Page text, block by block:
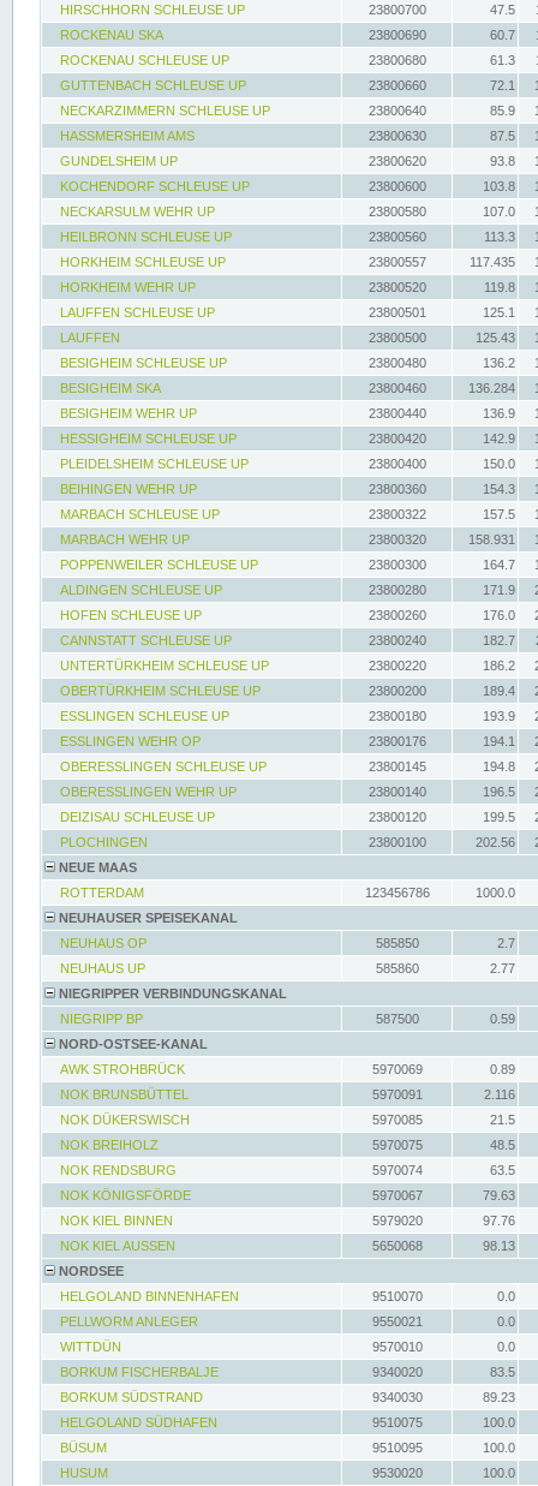
HIRSCHHORN SCHLEUSE UP
23800700 47.5
ROCKENAU SKA
23800690 60.7
ROCKENAU SCHLEUSE UP
23800680 61.3
GUTTENBACH SCHLEUSE UP
23800660 72.1
NECKARZIMMERN SCHLEUSE UP
23800640 85.9
HASSMERSHEIM AMS
23800630 87.5
GUNDELSHEIM UP
23800620 93.8
KOCHENDORF SCHLEUSE UP
23800600 103.8
NECKARSULM WEHR UP
23800580 107.0
HEILBRONN SCHLEUSE UP
23800560 113.3
HORKHEIM SCHLEUSE UP
23800557 117.435
HORKHEIM WEHR UP
23800520 119.8
LAUFFEN SCHLEUSE UP
23800501 125.1
LAUFFEN
23800500 125.43
BESIGHEIM SCHLEUSE UP
23800480 136.2
BESIGHEIM SKA
23800460 136.284
BESIGHEIM WEHR UP
23800440 136.9
HESSIGHEIM SCHLEUSE UP
23800420 142.9
PLEIDELSHEIM SCHLEUSE UP
23800400 150.0
BEIHINGEN WEHR UP
23800360 154.3
MARBACH SCHLEUSE UP
23800322 157.5
MARBACH WEHR UP
23800320 158.931
POPPENWEILER SCHLEUSE UP
23800300 164.7
ALDINGEN SCHLEUSE UP
23800280 171.9
HOFEN SCHLEUSE UP
23800260 176.0
CANNSTATT SCHLEUSE UP
23800240 182.7
UNTERTÜRKHEIM SCHLEUSE UP
23800220 186.2
OBERTÜRKHEIM SCHLEUSE UP
23800200 189.4
ESSLINGEN SCHLEUSE UP
23800180 193.9
ESSLINGEN WEHR OP
23800176 194.1
OBERESSLINGEN SCHLEUSE UP
23800145 194.8
OBERESSLINGEN WEHR UP
23800140 196.5
DEIZISAU SCHLEUSE UP
23800120 199.5
PLOCHINGEN
23800100 202.56
NEUE MAAS
ROTTERDAM
123456786
1000.0
NEUHAUSER SPEISEKANAL
NEUHAUS OP
585850
2.7
NEUHAUS UP
585860
2.77
NIEGRIPPER VERBINDUNGSKANAL
NIEGRIPP BP
587500
0.59
NORD-OSTSEE-KANAL
AWK STROHBRÜCK
5970069
0.89
NOK BRUNSBÜTTEL
5970091
2.116
NOK DÜKERSWISCH
5970085
21.5
NOK BREIHOLZ
5970075
48.5
NOK RENDSBURG
5970074
63.5
NOK KÖNIGSFÖRDE
5970067
79.63
NOK KIEL BINNEN
5979020
97.76
NOK KIEL AUSSEN
5650068
98.13
NORDSEE
HELGOLAND BINNENHAFEN
9510070
0.0
PELLWORM ANLEGER
9550021
0.0
WITTDÜN
9570010
0.0
BORKUM FISCHERBALJE
9340020
83.5
BORKUM SÜDSTRAND
9340030
89.23
HELGOLAND SÜDHAFEN
9510075
100.0
BÜSUM
9510095
100.0
HUSUM
9530020 100.0